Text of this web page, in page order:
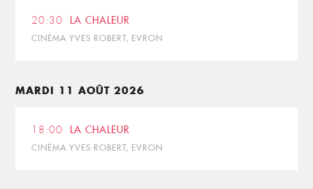
20:30 LA CHALEUR
CINÉMA YVES ROBERT, EVRON
MARDI 11 AOÛT 2026
18:00 LA CHALEUR
CINÉMA YVES ROBERT, EVRON